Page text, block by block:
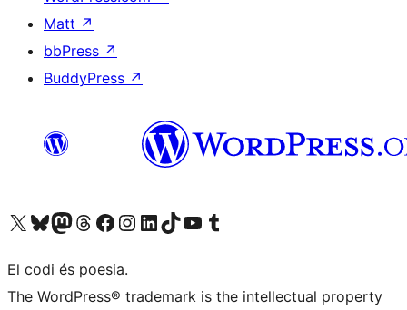
Matt ↗
bbPress ↗
BuddyPress ↗
Visiteu el nostre compte X (abans Twitter)
Visiteu el nostre compte de Bluesky
Visiteu el nostre compte al Mastodon
Visiteu el nostre compte de Threads
Visiteu la nostra pàgina al Facebook
Visiteu el nostre compte d'Instagram
Visiteu el nostre compte de LinkedIn
Visiteu el nostre compte de TikTok
Visiteu el nostre canal al YouTube
Visiteu el nostre compte de Tumblr
El codi és poesia.
The WordPress® trademark is the intellectual property